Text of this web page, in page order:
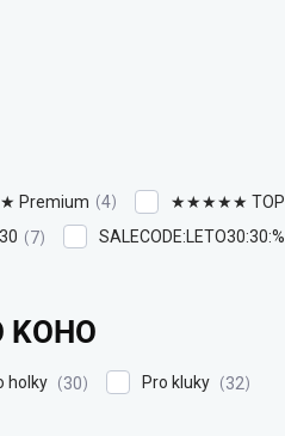
Premium 4 ★★★★★ TOP
7 SALECODE:LETO30:30:%
KOHO
holky 30 Pro kluky 32